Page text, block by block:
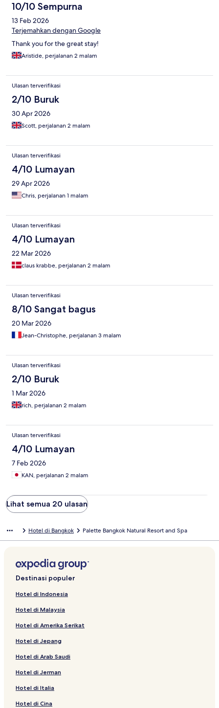
10/10 Sempurna
13 Feb 2026
Terjemahkan dengan Google
Thank you for the great stay!
Aristide, perjalanan 2 malam
Ulasan terverifikasi
2/10 Buruk
30 Apr 2026
Scott, perjalanan 2 malam
Ulasan terverifikasi
4/10 Lumayan
29 Apr 2026
Chris, perjalanan 1 malam
Ulasan terverifikasi
4/10 Lumayan
22 Mar 2026
claus krabbe, perjalanan 2 malam
Ulasan terverifikasi
8/10 Sangat bagus
20 Mar 2026
Jean-Christophe, perjalanan 3 malam
Ulasan terverifikasi
2/10 Buruk
1 Mar 2026
rich, perjalanan 2 malam
Ulasan terverifikasi
4/10 Lumayan
7 Feb 2026
KAN, perjalanan 2 malam
Lihat semua 20 ulasan
Hotel di Bangkok Palette Bangkok Natural Resort and Spa
Destinasi populer
Hotel di Indonesia
Hotel di Malaysia
Hotel di Amerika Serikat
Hotel di Jepang
Hotel di Arab Saudi
Hotel di Jerman
Hotel di Italia
Hotel di Cina